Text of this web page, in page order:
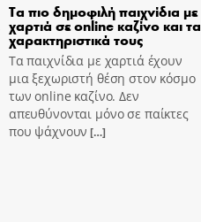
Τα πιο δημοφιλή παιχνίδια με
χαρτιά σε online καζίνο και τα
χαρακτηριστικά τους
Τα παιχνίδια με χαρτιά έχουν
μια ξεχωριστή θέση στον κόσμο
των online καζίνο. Δεν
απευθύνονται μόνο σε παίκτες
που ψάχνουν […]